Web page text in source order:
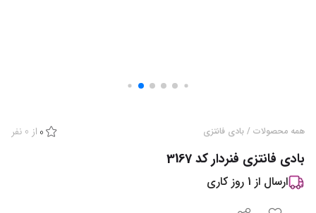
همه محصولات / بادی فانتزی 0 از 0 نفر
بادی فانتزی فنردار کد 3167
ارسال از 1 روز کاری